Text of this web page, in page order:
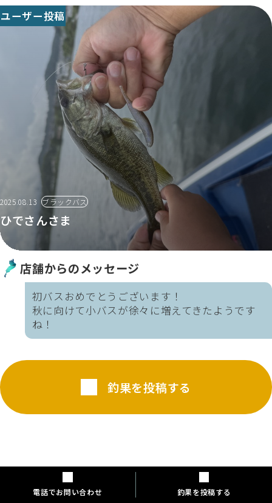
ユーザー投稿
2025.08.13 ブラックバス
ひでさんさま
店舗からのメッセージ
初バスおめでとうございます！
秋に向けて小バスが徐々に増えてきたようです
ね！
釣果を投稿する
電話でお問い合わせ 釣果を投稿する